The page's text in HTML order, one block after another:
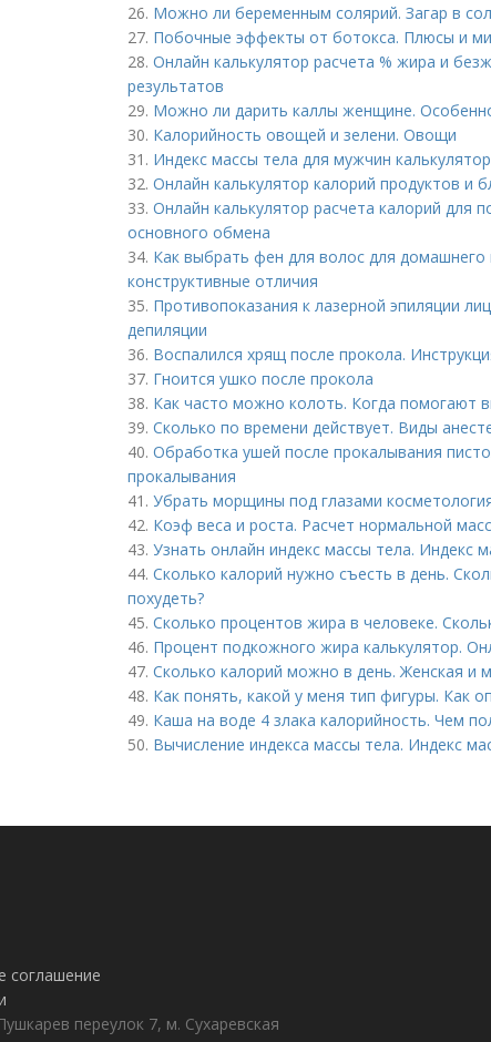
26. Можно ли беременным солярий. Загар в
27. Побочные эффекты от ботокса. Плюсы и
28. Онлайн калькулятор расчета % жира и
результатов
29. Можно ли дарить каллы женщине.
30. Калорийность овощей и зелени. Овощи
31. Индекс массы тела для мужчин
32. Онлайн калькулятор калорий продуктов и
33. Онлайн калькулятор расчета калорий для
основного обмена
34. Как выбрать фен для волос для
конструктивные отличия
35. Противопоказания к лазерной эпиляции
депиляции
36. Воспалился хрящ после прокола.
37. Гноится ушко после прокола
38. Как часто можно колоть. Когда помогают
39. Сколько по времени действует. Виды
40. Обработка ушей после прокалывания
прокалывания
41. Убрать морщины под глазами
42. Коэф веса и роста. Расчет нормальной
43. Узнать онлайн индекс массы тела. Индекс
44. Сколько калорий нужно съесть в день.
похудеть?
45. Сколько процентов жира в человеке.
46. Процент подкожного жира калькулятор.
47. Сколько калорий можно в день. Женская и
48. Как понять, какой у меня тип фигуры. Как
49. Каша на воде 4 злака калорийность. Чем
50. Вычисление индекса массы тела. Индекс
соглашение
переулок 7, м. Сухаревская